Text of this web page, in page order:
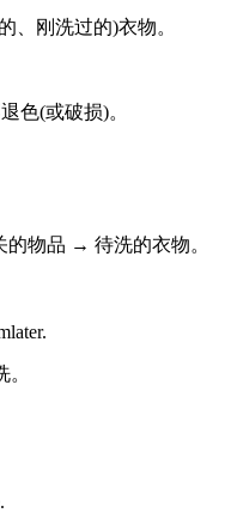
、刚洗过的)衣物。
色(或破损)。
的物品 → 待洗的衣物。